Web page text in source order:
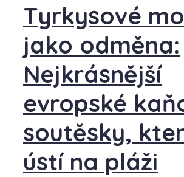
Tyrkysové
jako odměna:
Nejkrásnější
evropské
soutěsky,
ústí na pláži